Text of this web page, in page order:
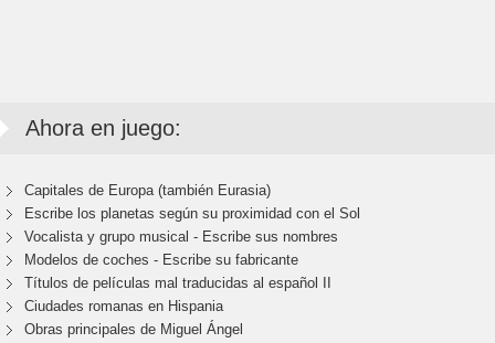
Ahora en juego:
Capitales de Europa (también Eurasia)
Escribe los planetas según su proximidad con el Sol
Vocalista y grupo musical - Escribe sus nombres
Modelos de coches - Escribe su fabricante
Títulos de películas mal traducidas al español II
Ciudades romanas en Hispania
Obras principales de Miguel Ángel